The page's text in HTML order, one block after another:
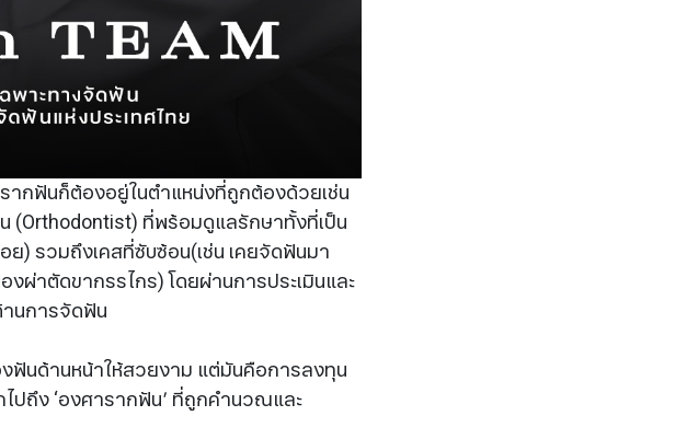
กฟันก็ต้องอยู่ในตำแหน่งที่ถูกต้องด้วยเช่น
(Orthodontist) ที่พร้อมดูแลรักษาทั้งที่เป็น
ย) รวมถึงเคสที่ซับซ้อน(เช่น เคยจัดฟันมา
ผ่าตัดขากรรไกร) โดยผ่านการประเมินและ
นการจัดฟัน
ฟันด้านหน้าให้สวยงาม แต่มันคือการลงทุน
ปถึง ‘องศารากฟัน’ ที่ถูกคำนวณและ